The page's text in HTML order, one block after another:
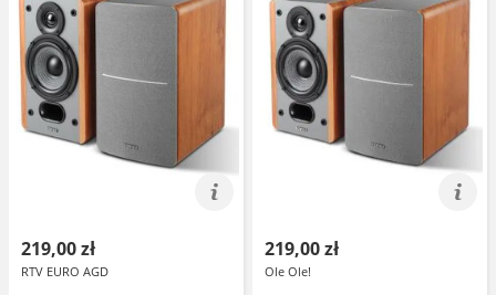
219,00 zł
RTV EURO AGD
219,00 zł
Ole Ole!